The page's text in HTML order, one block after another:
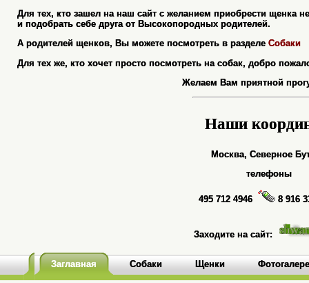
Для тех, кто зашел на наш сайт с желанием приобрести щенка
и подобрать себе друга от Высокопородных родителей.
А родителей щенков, Вы можете посмотреть в разделе Собаки
Для тех же, кто хочет просто посмотреть на собак, добро
Желаем Вам приятной
Наши
Москва, Северное
телефоны
495 712 4946 8 916
Заходите на сайт:
Заглавная Собаки Щенки